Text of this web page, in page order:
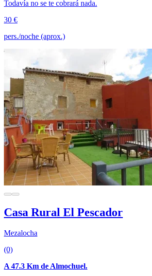
Todavía no se te cobrará nada.
30 €
pers./noche (aprox.)
Casa Rural El Pescador
Mezalocha
(0)
A 47.3 Km de Almochuel.